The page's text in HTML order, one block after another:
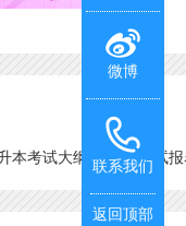
本考试大纲 专升本考试
微博
联系我们
返回顶部